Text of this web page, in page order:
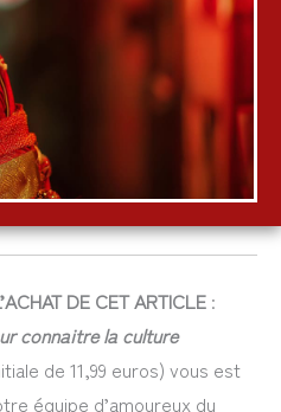
DE CET ARTICLE :
connaitre la culture
de 11,99 euros) vous est
équipe d’amoureux du